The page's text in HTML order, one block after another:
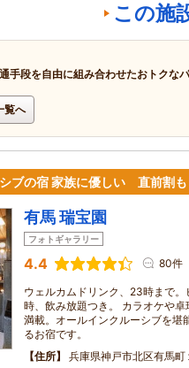
この施
手段を自由に組み合わせたおトクな
覧へ
ブの宿 家族に優しい 直前割も
有馬 瑞宝園
フォトギャラリー
4.4 80件
ウェルカムドリンク、23時まで
時、飲み放題つき。 カラオケや
満載。オールインクルーシブを堪
るお宿です。
住所
兵庫県神戸市北区有馬町